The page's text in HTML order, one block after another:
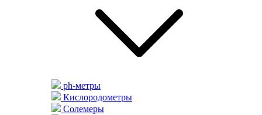
ph-метры
Кислородометры
Солемеры